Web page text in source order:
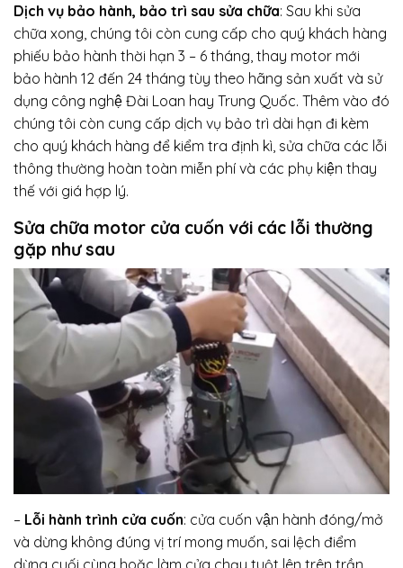
Dịch vụ bảo hành, bảo trì sau sửa chữa: Sau khi sửa
chữa xong, chúng tôi còn cung cấp cho quý khách hàng
phiếu bảo hành thời hạn 3 – 6 tháng, thay motor mới
bảo hành 12 đến 24 tháng tùy theo hãng sản xuất và sử
dụng công nghệ Đài Loan hay Trung Quốc. Thêm vào đó
chúng tôi còn cung cấp dịch vụ bảo trì dài hạn đi kèm
cho quý khách hàng để kiểm tra định kì, sửa chữa các lỗi
thông thường hoàn toàn miễn phí và các phụ kiện thay
thế với giá hợp lý.
Sửa chữa motor cửa cuốn với các lỗi thường
gặp như sau
– Lỗi hành trình cửa cuốn: cửa cuốn vận hành đóng/mở
và dừng không đúng vị trí mong muốn, sai lệch điểm
dừng cuối cùng hoặc làm cửa chạy tuột lên trên trần